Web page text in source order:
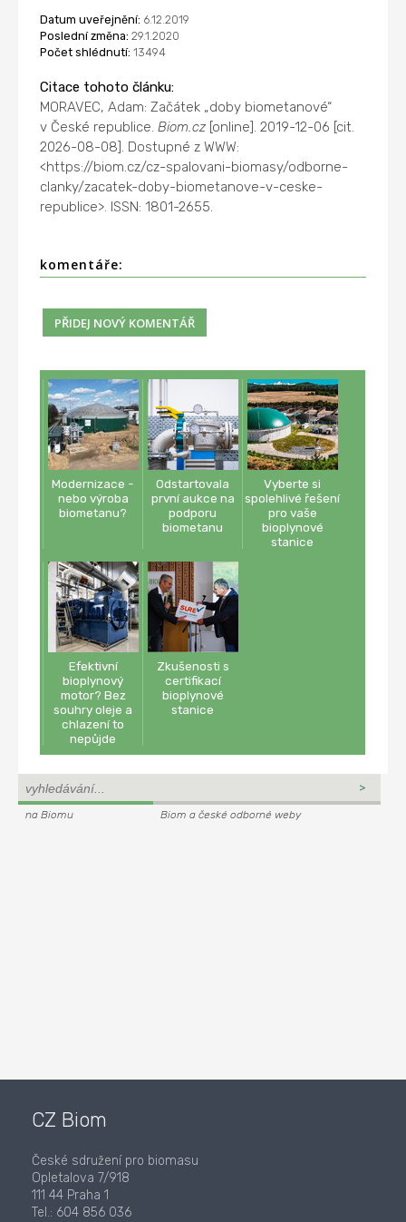
Datum uveřejnění: 6.12.2019
Poslední změna: 29.1.2020
Počet shlédnutí: 13494
Citace tohoto článku:
MORAVEC, Adam: Začátek „doby biometanové“
v České republice.Biom.cz [online]. 2019-12-06 [cit.
2026-08-08]. Dostupné z WWW:
<https://biom.cz/cz-spalovani-biomasy/odborne-
clanky/zacatek-doby-biometanove-v-ceske-
republice>. ISSN: 1801-2655.
komentáře:
Modernizace -
nebo výroba
biometanu?
Odstartovala
první aukce na
podporu
biometanu
Vyberte si
spolehlivé řešení
pro vaše
bioplynové
stanice
Efektivní
bioplynový
motor? Bez
souhry oleje a
chlazení to
nepůjde
Zkušenosti s
certifikací
bioplynové
stanice
na Biomu Biom a české odborné weby
CZ Biom
České sdružení pro biomasu
Opletalova 7/918
111 44 Praha 1
Tel.: 604 856 036